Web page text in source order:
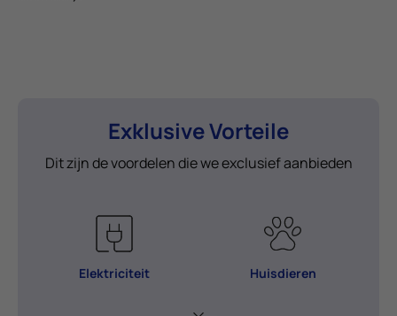
Exklusive Vorteile
Dit zijn de voordelen die we exclusief aanbieden
Elektriciteit Huisdieren